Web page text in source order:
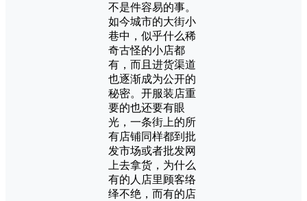
不是件容易的事。
如今城市的大街小
巷中，似乎什么稀
奇古怪的小店都
有，而且进货渠道
也逐渐成为公开的
秘密。开服装店重
要的也还要有眼
光，一条街上的所
有店铺同样都到批
发市场或者批发网
上去拿货，为什么
有的人店里顾客络
绎不绝，而有的店